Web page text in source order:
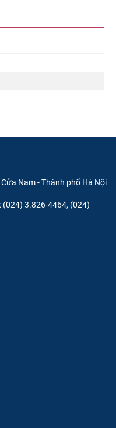
Nam - Thành phố Hà Nội
(024) 3.826-4464, (024)